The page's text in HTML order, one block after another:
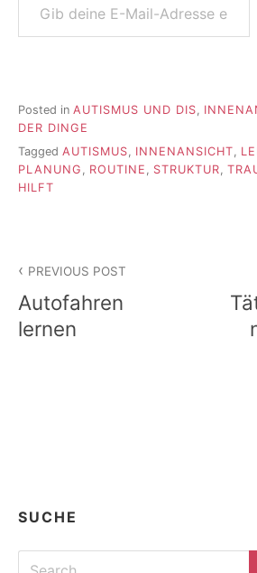
Posted in AUTISMUS UND DIS
DER DINGE
Tagged AUTISMUS, INNENANSICHT,
PLANUNG , ROUTINE , STRUKTUR,
HILFT
PREVIOUS POST
Autofahren
lernen
SUCHE
Search